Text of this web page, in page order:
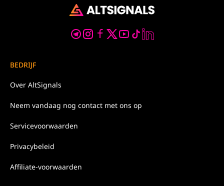
BEDRIJF
Over AltSignals
Neem vandaag nog contact met ons op
Servicevoorwaarden
Privacybeleid
Affiliate-voorwaarden